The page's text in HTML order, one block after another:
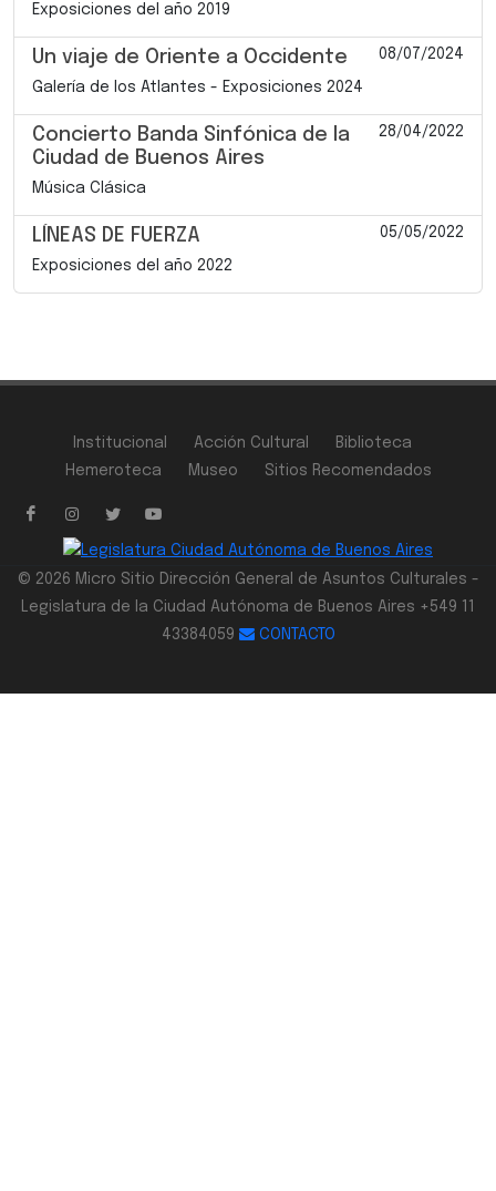
Exposiciones del año 2019
Un viaje de Oriente a Occidente 08/07/2024
Galería de los Atlantes - Exposiciones 2024
Concierto Banda Sinfónica de la
Ciudad de Buenos Aires
28/04/2022
Música Clásica
LÍNEAS DE FUERZA 05/05/2022
Exposiciones del año 2022
Institucional Acción Cultural
Biblioteca
Hemeroteca
Museo Sitios Recomendados
© 2026 Micro Sitio Dirección General de Asuntos Culturales -
Legislatura de la Ciudad Autónoma de Buenos Aires +549 11
43384059
CONTACTO